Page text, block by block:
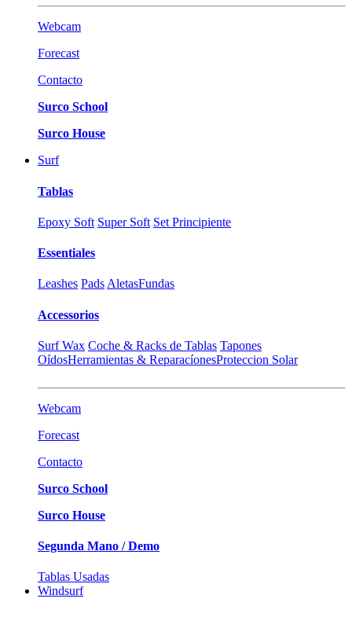
Webcam
Forecast
Contacto
Surco School
Surco House
Surf
Tablas
Epoxy Soft Super Soft Set Principiente
Essentiales
Leashes Pads AletasFundas
Accessorios
Surf Wax Coche & Racks de Tablas Tapones
OídosHerramientas & ReparacíonesProteccion Solar
Webcam
Forecast
Contacto
Surco School
Surco House
Segunda Mano / Demo
Tablas Usadas
Windsurf